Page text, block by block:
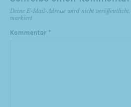
Deine E-Mail-Adresse wird nicht veröffentlicht.
markiert
Kommentar *